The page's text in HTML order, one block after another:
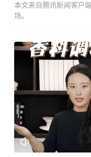
本文来自腾讯新闻客户
场。